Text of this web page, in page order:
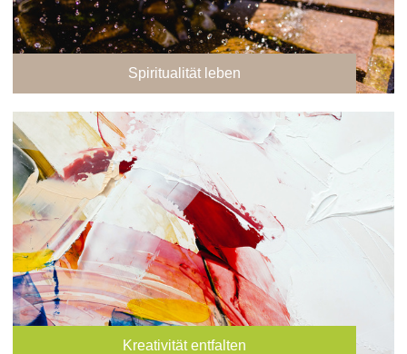
Spiritualität leben
Kreativität entfalten